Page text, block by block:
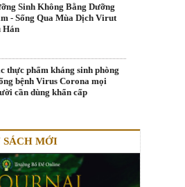
Sinh Không Bằng Dưỡng
- Sống Qua Mùa Dịch Virut
Hán
thực phẩm kháng sinh phòng
bệnh Virus Corona mọi
cần dùng khẩn cấp
MỚI